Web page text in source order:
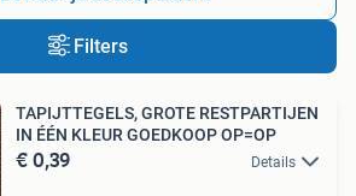
Filters
TAPIJTTEGELS, GROTE RESTPARTIJEN
IN ÉÉN KLEUR GOEDKOOP OP=OP
€ 0,39 Details